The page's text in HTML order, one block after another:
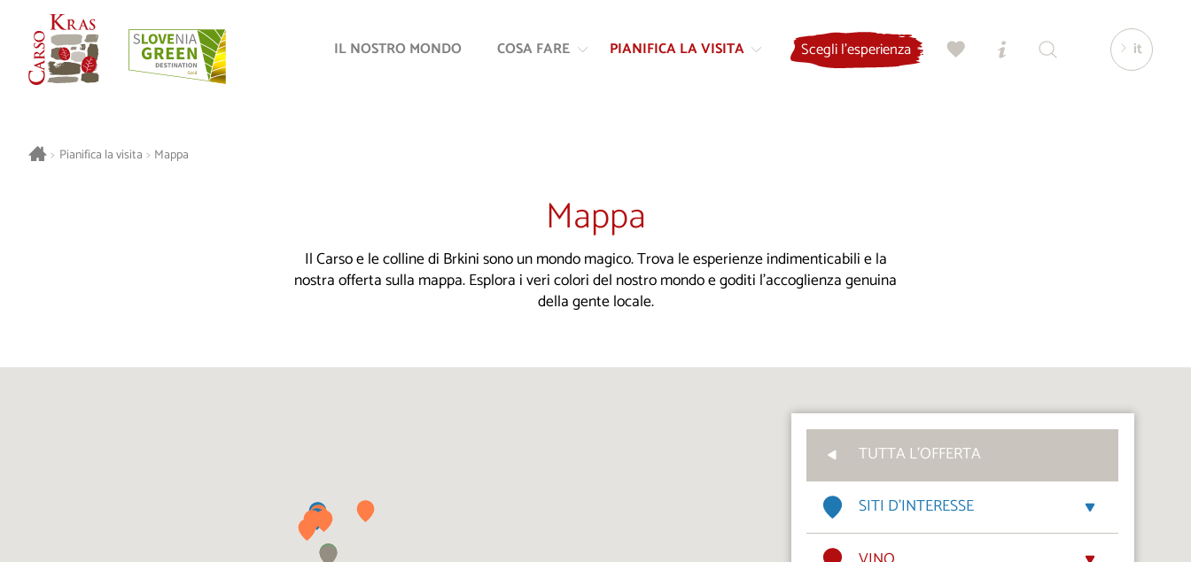
alla
IL NOSTRO MONDO COSA FARE PIANIFICA LA VISITA Scegli l'esperienza it
> Pianifica la visita > Mappa
Mappa
Il Carso e le colline di Brkini sono un mondo magico. Trova le esperienze indimenticabili e la
nostra offerta sulla mappa. Esplora i veri colori del nostro mondo e goditi l'accoglienza genuina
della gente locale.
TUTTA L'OFFERTA
SITI D’INTERESSE